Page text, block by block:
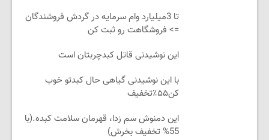
تا 3میلیارد وام سرمایه در گردش فروشندگان
=> فروشگاهت رو ثبت کن
این نوشیدنی قاتل کبدچربتان است
با این نوشیدنی گیاهی حال کبدتو خوب
کن۵۵٪تخفیف
این دمنوش سم زدا، قهرمان سلامت کبده.(با
55% تخفیف بخرش)